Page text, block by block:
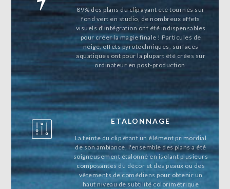
89% des plans du clip ayant été tournés sur
fond vert en studio, de nombreux effets
visuels d'intégration ont été indispensables
pour créer la magie finale ! Particules de
neige, effets pyrotechniques, surfaces
aquatiques ont pour la plupart été crées sur
ordinateur en post-production.
ETALONNAGE
La teinte du clip étant un élément primordial
de son ambiance, l'ensemble des plans a été
soigneusement étalonné en isolant plusieurs
composantes du décor et des peaux ou des
vêtements de comédiens pour obtenir un
haut niveau de subtilité colorimétrique